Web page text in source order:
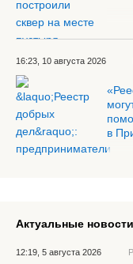
16:23, 10 августа 2026
в
Актуальные новости
12:19, 5 августа 2026